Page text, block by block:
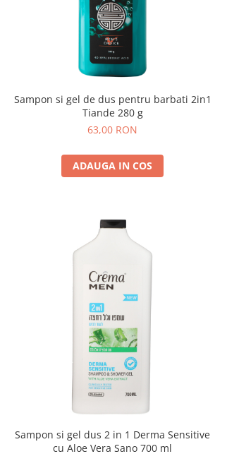
Sampon si gel de dus pentru barbati 2in1
Tiande 280 g
63,00 RON
ADAUGA IN COS
Sampon si gel dus 2 in 1 Derma Sensitive
cu Aloe Vera Sano 700 ml